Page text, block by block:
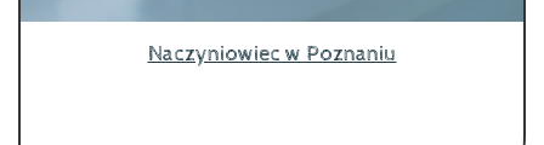
Naczyniowiec w Poznaniu